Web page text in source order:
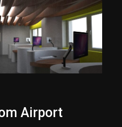
Airport